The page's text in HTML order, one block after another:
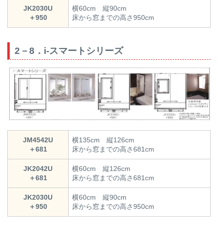
JK2030U
＋950
横60cm 縦90cm
床から窓までの高さ950cm
2－8．i-スマートシリーズ
JM4542U
＋681
横135cm 縦126cm
床から窓までの高さ681cm
JK2042U
＋681
横60cm 縦126cm
床から窓までの高さ681cm
JK2030U
＋950
横60cm 縦90cm
床から窓までの高さ950cm